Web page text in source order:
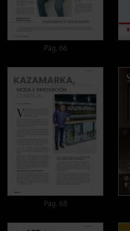
Pág. 66
Pág. 68